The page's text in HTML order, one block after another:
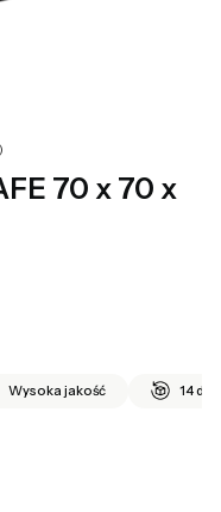
70 x 70 x
Wysoka jakość 14 dni